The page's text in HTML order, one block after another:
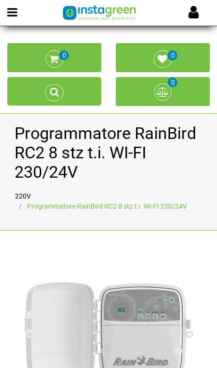
Open menu
0 0
0
Programmatore RainBird
RC2 8 stz t.i. WI-FI
230/24V
220V
Programmatore RainBird RC2 8 stz t.i. WI-FI 230/24V